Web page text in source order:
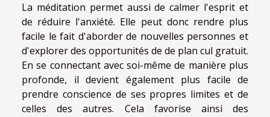
La méditation permet aussi de calmer l'esprit et
de réduire l'anxiété. Elle peut donc rendre plus
facile le fait d'aborder de nouvelles personnes et
d'explorer des opportunités de de plan cul gratuit.
En se connectant avec soi-même de manière plus
profonde, il devient également plus facile de
prendre conscience de ses propres limites et de
celles des autres. Cela favorise ainsi des